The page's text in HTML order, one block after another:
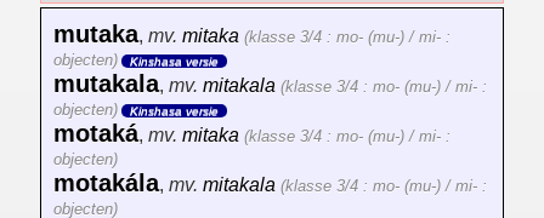
mutaka, mv. mitaka (klasse 3/4 : mo- (mu-) / mi- :
objecten)
Kinshasa versie
mutakala, mv. mitakala (klasse 3/4 : mo- (mu-) / mi- :
objecten)
Kinshasa versie
motaká, mv. mitaka (klasse 3/4 : mo- (mu-) / mi- :
objecten)
motakála, mv. mitakala (klasse 3/4 : mo- (mu-) / mi- :
objecten)